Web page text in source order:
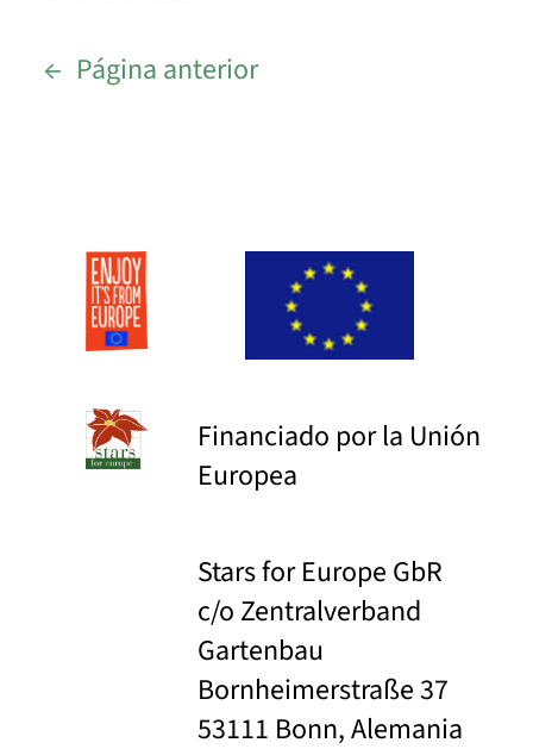
← Página anterior
Financiado por la Unión
Europea
Stars for Europe GbR
c/o Zentralverband
Gartenbau
Bornheimerstraße 37
53111 Bonn, Alemania